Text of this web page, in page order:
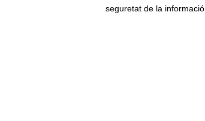
seguretat de la informació